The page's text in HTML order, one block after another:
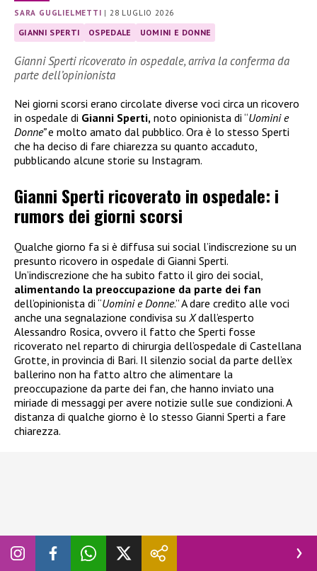
SARA GUGLIELMETTI | 28 LUGLIO 2026
GIANNI SPERTI OSPEDALE UOMINI E DONNE
Gianni Sperti ricoverato in ospedale, arriva la conferma da
parte dell’opinionista
Nei giorni scorsi erano circolate diverse voci circa un ricovero
in ospedale di Gianni Sperti, noto opinionista di “Uomini e
Donne”e molto amato dal pubblico. Ora è lo stesso Sperti
che ha deciso di fare chiarezza su quanto accaduto,
pubblicando alcune storie su Instagram.
Gianni Sperti ricoverato in ospedale: i
rumors dei giorni scorsi
Qualche giorno fa si è diffusa sui social l’indiscrezione su un
presunto ricovero in ospedale di Gianni Sperti.
Un’indiscrezione che ha subito fatto il giro dei social,
alimentando la preoccupazione da parte dei fan
dell’opinionista di “Uomini e Donne.” A dare credito alle voci
anche una segnalazione condivisa su Xdall’esperto
Alessandro Rosica, ovvero il fatto che Sperti fosse
ricoverato nel reparto di chirurgia dell’ospedale di Castellana
Grotte, in provincia di Bari. Il silenzio social da parte dell’ex
ballerino non ha fatto altro che alimentare la
preoccupazione da parte dei fan, che hanno inviato una
miriade di messaggi per avere notizie sulle sue condizioni. A
distanza di qualche giorno è lo stesso Gianni Sperti a fare
chiarezza.